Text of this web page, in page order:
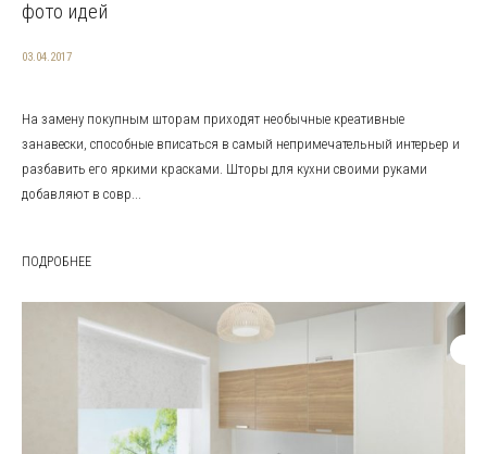
фото идей
03.04.2017
На замену покупным шторам приходят необычные креативные
занавески, способные вписаться в самый непримечательный интерьер и
разбавить его яркими красками. Шторы для кухни своими руками
добавляют в совр...
ПОДРОБНЕЕ